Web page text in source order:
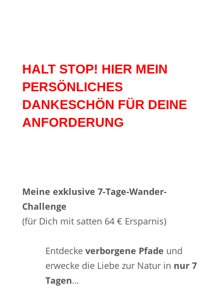
HALT STOP! HIER MEIN
PERSÖNLICHES
DANKESCHÖN FÜR DEINE
ANFORDERUNG
Meine exklusive 7-Tage-Wander-
Challenge
(für Dich mit satten 64 € Ersparnis)
Entdecke verborgene Pfade und
erwecke die Liebe zur Natur in nur 7
Tagen…